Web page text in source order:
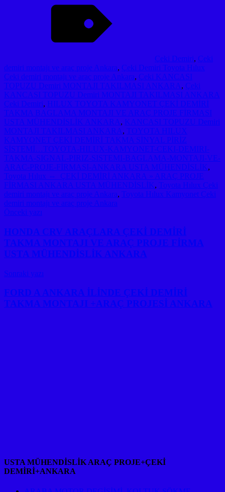
Çeki Demiri, Çeki
demiri montajı ve araç proje Ankara, Çeki Demiri Toyota Hılux
Çeki demiri montajı ve araç proje Ankara, Çeki KANCASI
TOPUZU Demiri MONTAJI TAKILMASI ANKARA, Çeki
KANCASI TOPUZU Demiri MONTAJI TAKILMASI ANKARA
Çeki Demiri, HILUX TOYOTA KAMYONET ÇEKİ DEMİRİ
TAKMA BAGLAMA MONTAJI VE ARAÇ PROJE FİRMASI
USTA MÜHENDİSLİK ANKARA, KANCASI TOPUZU Demiri
MONTAJI TAKILMASI ANKARA, TOYOTA HILUX
KAMYONET ÇEKİ DEMİRİ TAKMA SİNYAL PİRİZ
SİSTEMİ…TOYOTA-HILUX-KAMYONET-CEKI-DEMIRI-
TAKMA-SIGNAL-PIRIZ-SISTEMI-BAGLAMA-MONTAJI-VE-
ARAC-PROJE-FİRMASI-ANKARA USTA MÜHENDİSLİK ,
Toyota Hılux ⇔ ÇEKİ DEMİRİ ANKARA » ARAÇ PROJE
FİRMASI ANKARA USTA MÜHENDİSLİK , Toyota Hılux Çeki
demiri montajı ve araç proje Ankara, Toyota Hılux Kamyonet Çeki
demiri montajı ve araç proje Ankara
Yazı
gezinmesi
Önceki yazı
HONDA CRV ARAÇLARA ÇEKİ DEMİRİ
TAKMA MONTAJI VE ARAÇ PROJE FİRMA
USTA MÜHENDİSLİK ANKARA
Sonraki yazı
FORD A ANKARA İLİNDE ÇEKİ DEMİRİ
TAKMA MONTAJI +ARAÇ PROJESİ ANKARA
USTA MÜHENDİSLİK ARAÇ PROJE+ÇEKİ
DEMİRİ+ANKARA